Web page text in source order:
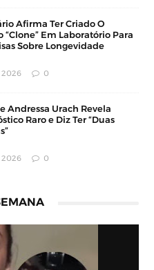
Afirma Ter Criado O
“Clone” Em Laboratório Para
Sobre Longevidade
2026 0
Andressa Urach Revela
Raro e Diz Ter “Duas
2026 0